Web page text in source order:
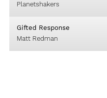
Planetshakers
Gifted Response
Matt Redman